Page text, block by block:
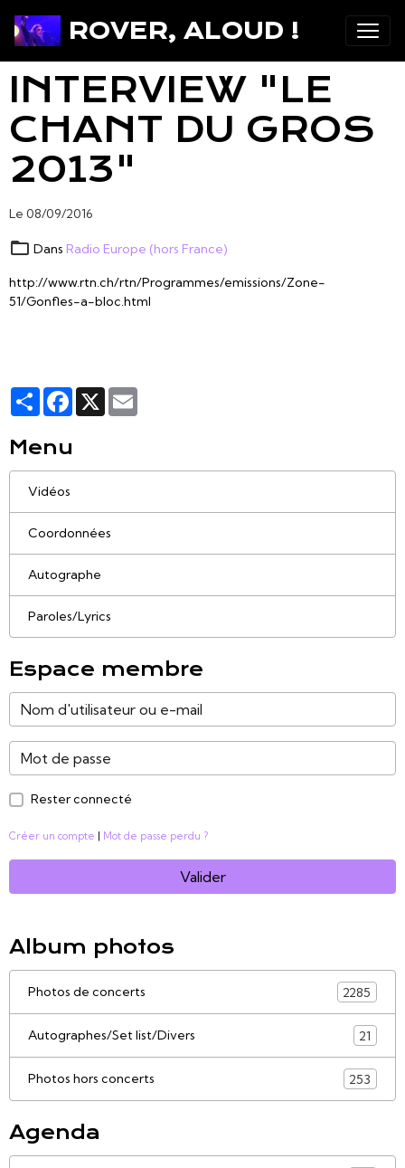
ROVER, ALOUD !
INTERVIEW "LE
CHANT DU GROS
2013"
Le 08/09/2016
Dans Radio Europe (hors France)
http://www.rtn.ch/rtn/Programmes/emissions/Zone-
51/Gonfles-a-bloc.html
PartagerFacebook
X
Menu
Vidéos
Coordonnées
Autographe
Paroles/Lyrics
Espace membre
Rester connecté
Créer un compte Mot de passe perdu ?
Valider
Album photos
Photos de concerts 2285
Autographes/Set list/Divers 21
Photos hors concerts 253
Agenda